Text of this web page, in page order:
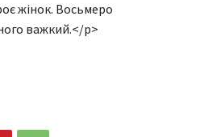
жінок. Восьмеро
важкий.</p>